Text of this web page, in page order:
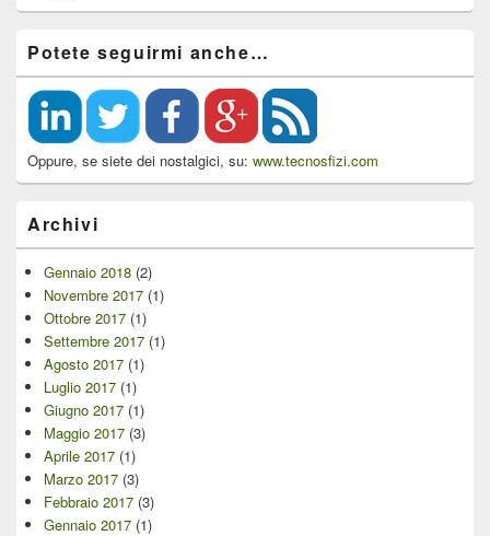
Potete seguirmi anche…
Oppure, se siete dei nostalgici, su: www.tecnosfizi.com
Archivi
Gennaio 2018 (2)
Novembre 2017 (1)
Ottobre 2017 (1)
Settembre 2017 (1)
Agosto 2017 (1)
Luglio 2017 (1)
Giugno 2017 (1)
Maggio 2017 (3)
Aprile 2017 (1)
Marzo 2017 (3)
Febbraio 2017 (3)
Gennaio 2017 (1)